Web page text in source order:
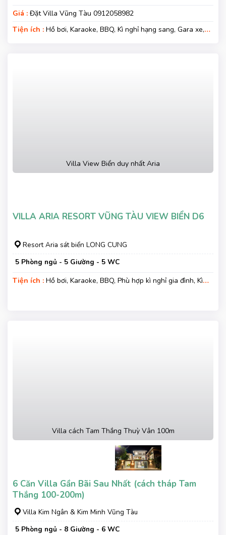
Giá : Đặt Villa Vũng Tàu 0912058982
Tiện ích : Hồ bơi, Karaoke, BBQ, Kì nghỉ hạng sang, Gara xe,
Villa View Biển duy nhất Aria
VILLA ARIA RESORT VŨNG TÀU VIEW BIỂN D6
Resort Aria sát biển LONG CUNG
5 Phòng ngủ - 5 Giường - 5 WC
Tiện ích : Hồ bơi, Karaoke, BBQ, Phù hợp kì nghỉ gia đình, Kì
Villa cách Tam Thắng Thuỳ Vân 100m
6 Căn Villa Gần Bãi Sau Nhất (cách tháp Tam
Thắng 100-200m)
Villa Kim Ngân & Kim Minh Vũng Tàu
5 Phòng ngủ - 8 Giường - 6 WC